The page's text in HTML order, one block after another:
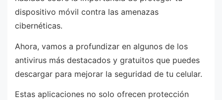
dispositivo móvil contra las amenazas
cibernéticas.
Ahora, vamos a profundizar en algunos de los
antivirus más destacados y gratuitos que puedes
descargar para mejorar la seguridad de tu celular.
Estas aplicaciones no solo ofrecen protección